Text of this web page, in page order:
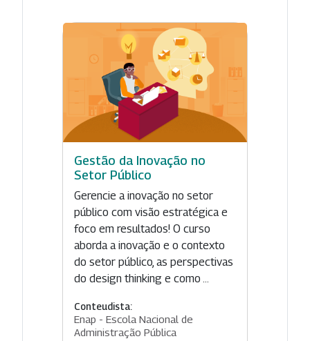
Gestão da Inovação no
Setor Público
Gerencie a inovação no setor
público com visão estratégica e
foco em resultados! O curso
aborda a inovação e o contexto
do setor público, as perspectivas
do design thinking e como ...
Conteudista:
Enap - Escola Nacional de
Administração Pública